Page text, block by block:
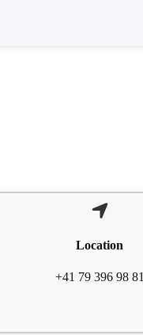
Location
+41 79 396 98 81